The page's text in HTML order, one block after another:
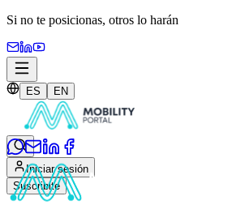
Si no te posicionas, otros lo harán
ES EN
Iniciar sesión
Suscribite